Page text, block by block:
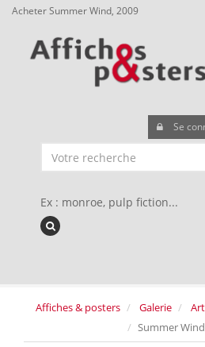
Acheter Summer Wind, 2009
Se
Ex : monroe, pulp fiction...
Affiches & posters Galerie
Summer